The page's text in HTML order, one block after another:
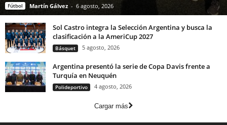
Fútbol Martín Gálvez - 6 agosto, 2026
Sol Castro integra la Selección Argentina y busca la
clasificación a la AmeriCup 2027
Básquet 5 agosto, 2026
Argentina presentó la serie de Copa Davis frente a
Turquía en Neuquén
Polideportivo 4 agosto, 2026
Cargar más